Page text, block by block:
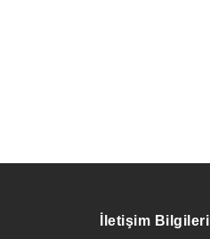
İletişim Bilgileri